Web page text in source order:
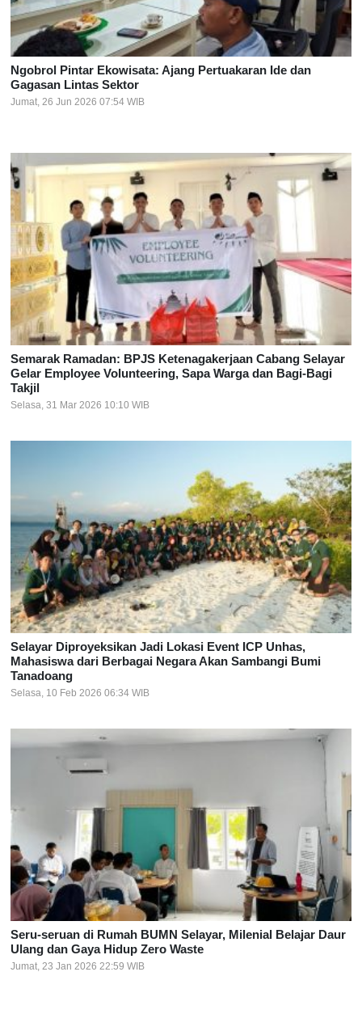
Ngobrol Pintar Ekowisata: Ajang Pertuakaran Ide dan
Gagasan Lintas Sektor
Jumat, 26 Jun 2026 07:54 WIB
Semarak Ramadan: BPJS Ketenagakerjaan Cabang Selayar
Gelar Employee Volunteering, Sapa Warga dan Bagi-Bagi
Takjil
Selasa, 31 Mar 2026 10:10 WIB
Selayar Diproyeksikan Jadi Lokasi Event ICP Unhas,
Mahasiswa dari Berbagai Negara Akan Sambangi Bumi
Tanadoang
Selasa, 10 Feb 2026 06:34 WIB
Seru-seruan di Rumah BUMN Selayar, Milenial Belajar Daur
Ulang dan Gaya Hidup Zero Waste
Jumat, 23 Jan 2026 22:59 WIB